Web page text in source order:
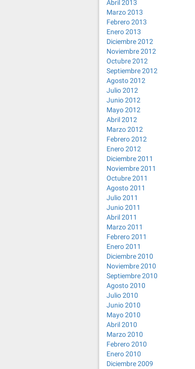
Abril 2013
Marzo 2013
Febrero 2013
Enero 2013
Diciembre 2012
Noviembre 2012
Octubre 2012
Septiembre 2012
Agosto 2012
Julio 2012
Junio 2012
Mayo 2012
Abril 2012
Marzo 2012
Febrero 2012
Enero 2012
Diciembre 2011
Noviembre 2011
Octubre 2011
Agosto 2011
Julio 2011
Junio 2011
Abril 2011
Marzo 2011
Febrero 2011
Enero 2011
Diciembre 2010
Noviembre 2010
Septiembre 2010
Agosto 2010
Julio 2010
Junio 2010
Mayo 2010
Abril 2010
Marzo 2010
Febrero 2010
Enero 2010
Diciembre 2009